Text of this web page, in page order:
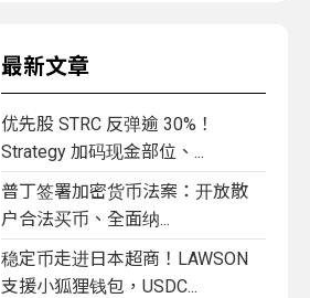
最新文章
优先股 STRC 反弹逾 30%！
Strategy 加码现金部位、...
普丁签署加密货币法案：开放散
户合法买币、全面纳...
稳定币走进日本超商！LAWSON
支援小狐狸钱包，USDC...